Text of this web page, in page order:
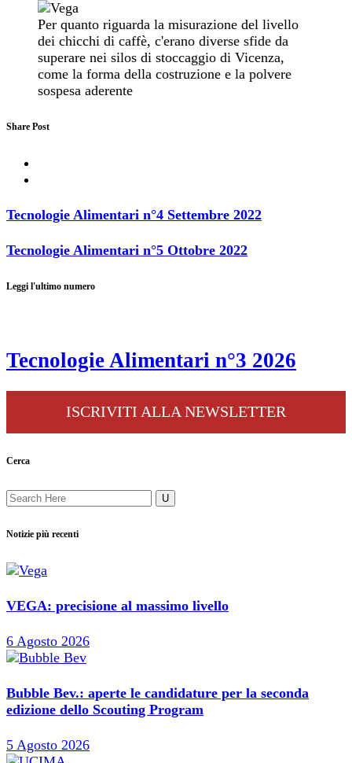
Per quanto riguarda la misurazione del livello
dei chicchi di caffè, c'erano diverse sfide da
superare nei silos di stoccaggio di Vicenza,
come la forma della costruzione e la polvere
sospesa aderente
Share Post
Tecnologie Alimentari n°4 Settembre 2022
Tecnologie Alimentari n°5 Ottobre 2022
Leggi l'ultimo numero
Tecnologie Alimentari n°3 2026
ISCRIVITI ALLA NEWSLETTER
Cerca
Notizie più recenti
VEGA: precisione al massimo livello
6 Agosto 2026
Bubble Bev.: aperte le candidature per la seconda
edizione dello Scouting Program
5 Agosto 2026